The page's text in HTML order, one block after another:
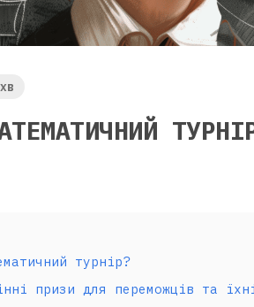
турнір?
призи для переможців та